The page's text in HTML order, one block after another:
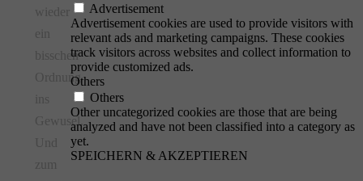
wieder
ein
bisschen
Ordnung
ins
Gewusel.
Und
zum
Advertisement
Advertisement cookies are used to provide visitors with
relevant ads and marketing campaigns. These cookies
track visitors across websites and collect information to
provide customized ads.
Others
Others
Other uncategorized cookies are those that are being
analyzed and have not been classified into a category as
yet.
SPEICHERN & AKZEPTIEREN